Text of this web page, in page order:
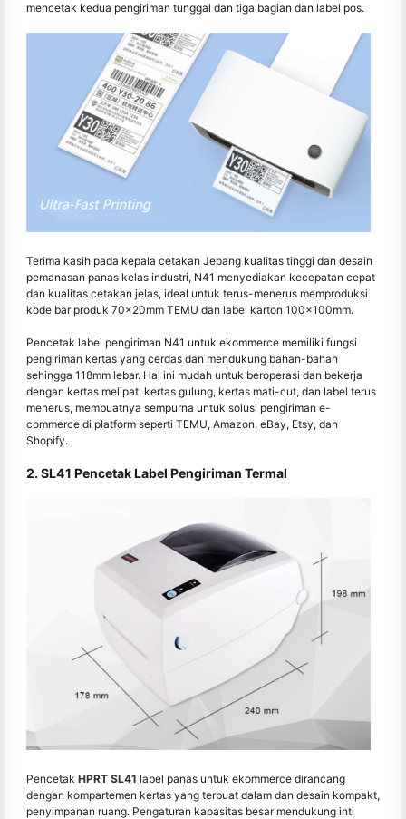
mencetak kedua pengiriman tunggal dan tiga bagian dan label pos.
Terima kasih pada kepala cetakan Jepang kualitas tinggi dan desain
pemanasan panas kelas industri, N41 menyediakan kecepatan cepat
dan kualitas cetakan jelas, ideal untuk terus-menerus memproduksi
kode bar produk 70x20mm TEMU dan label karton 100x100mm.
Pencetak label pengiriman N41 untuk ekommerce memiliki fungsi
pengiriman kertas yang cerdas dan mendukung bahan-bahan
sehingga 118mm lebar. Hal ini mudah untuk beroperasi dan bekerja
dengan kertas melipat, kertas gulung, kertas mati-cut, dan label terus
menerus, membuatnya sempurna untuk solusi pengiriman e-
commerce di platform seperti TEMU, Amazon, eBay, Etsy, dan
Shopify.
2. SL41 Pencetak Label Pengiriman Termal
Pencetak HPRT SL41 label panas untuk ekommerce dirancang
dengan kompartemen kertas yang terbuat dalam dan desain kompakt,
penyimpanan ruang. Pengaturan kapasitas besar mendukung inti